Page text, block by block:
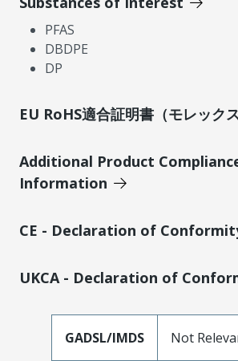
PFAS
DBDPE
DP
EU RoHS適合証明書（モレックス
Additional Product
Information
CE - Declaration of
UKCA - Declaration of
GADSL/IMDS Not